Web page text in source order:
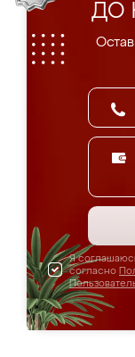
ДО
Я
согласно